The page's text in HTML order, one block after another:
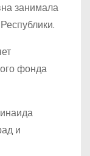
занимала
фонда
и